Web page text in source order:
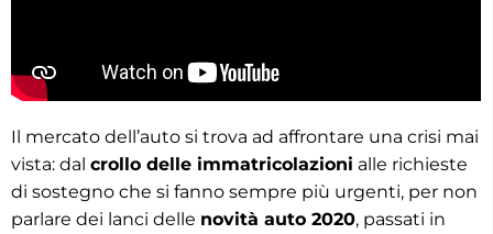
Il mercato dell’auto si trova ad affrontare una crisi mai
vista: dal crollo delle immatricolazioni alle richieste
di sostegno che si fanno sempre più urgenti, per non
parlare dei lanci delle novità auto 2020, passati in